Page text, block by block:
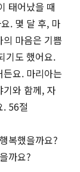
태어났을 때
. 몇 달 후, 마
마음은 기쁨
기도 했어요.
요. 마리아는
와 함께, 자
. 56절
복했을까요?
까요?